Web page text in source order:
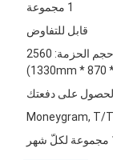
1 مجموعة
قابل للتفاوض
لا يوجد حزمة خشبية التبخير (حجم الحزمة: 2560
* 870 *